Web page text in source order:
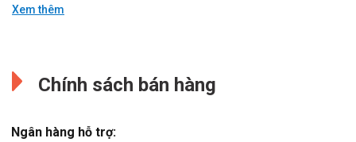
Xem thêm
Chính sách bán hàng
Ngân hàng hỗ trợ: